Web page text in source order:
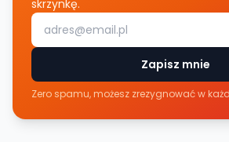
skrzynkę.
Zapisz mnie
Zero spamu, możesz zrezygnować w